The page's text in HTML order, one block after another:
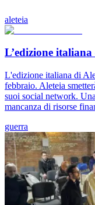
aleteia
L’edizione
L'edizione italiana di
febbraio. Aleteia
suoi social network.
mancanza di risorse
guerra